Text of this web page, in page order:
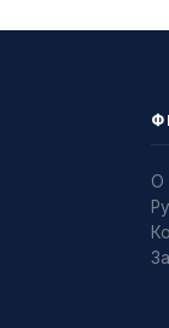
О